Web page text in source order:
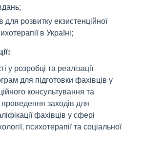
розвитку екзистенційної
в Україні;
у розробці та реалізації
для підготовки фахівців у
консультування та
проведення заходів для
фахівців у сфері
психотерапії та соціальної